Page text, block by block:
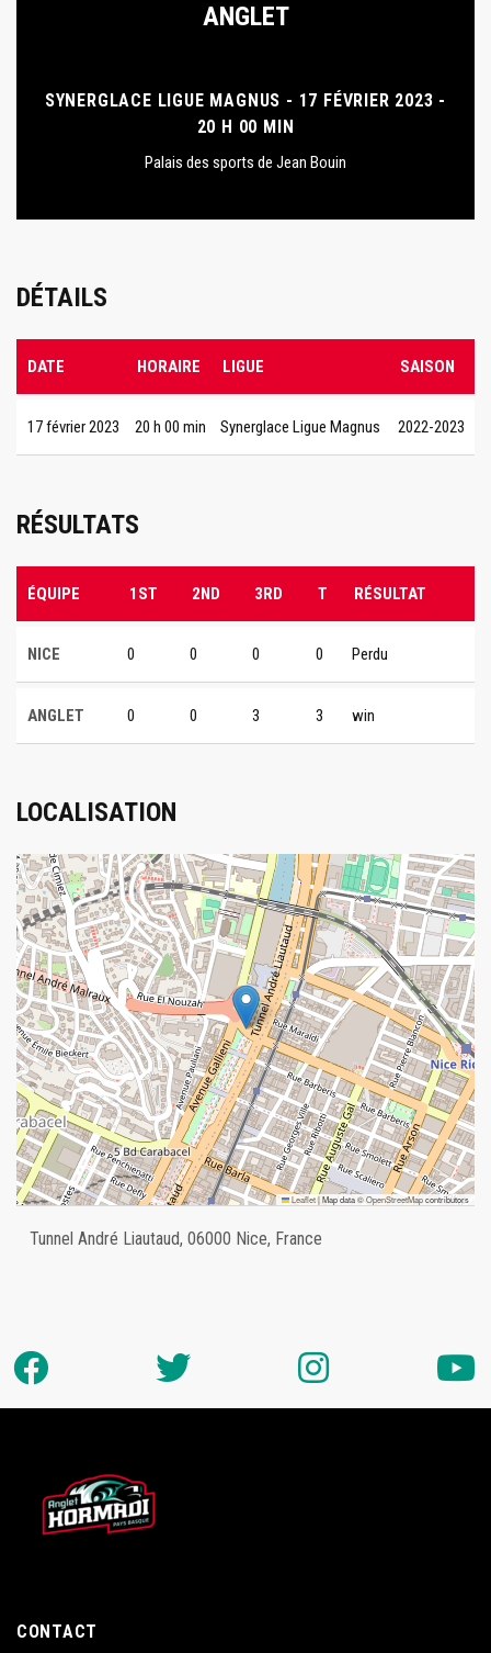
ANGLET
SYNERGLACE LIGUE MAGNUS - 17 FÉVRIER 2023 -
20 H 00 MIN
Palais des sports de Jean Bouin
DÉTAILS
DATE HORAIRE LIGUE SAISON
17 février 2023 20 h 00 min Synerglace Ligue Magnus 2022-2023
RÉSULTATS
ÉQUIPE 1ST 2ND 3RD T RÉSULTAT
NICE 0 0 0 0 Perdu
ANGLET 0 0 3 3 win
LOCALISATION
Leaflet|Map data ©OpenStreetMapcontributors
Tunnel André Liautaud, 06000 Nice, France
CONTACT